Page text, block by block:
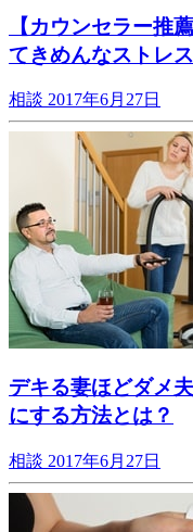
【カウンセラー推
てきめんなストレ
相談 2017年6月27日
デキる妻ほどダメ
にする方法とは？
相談 2017年6月27日